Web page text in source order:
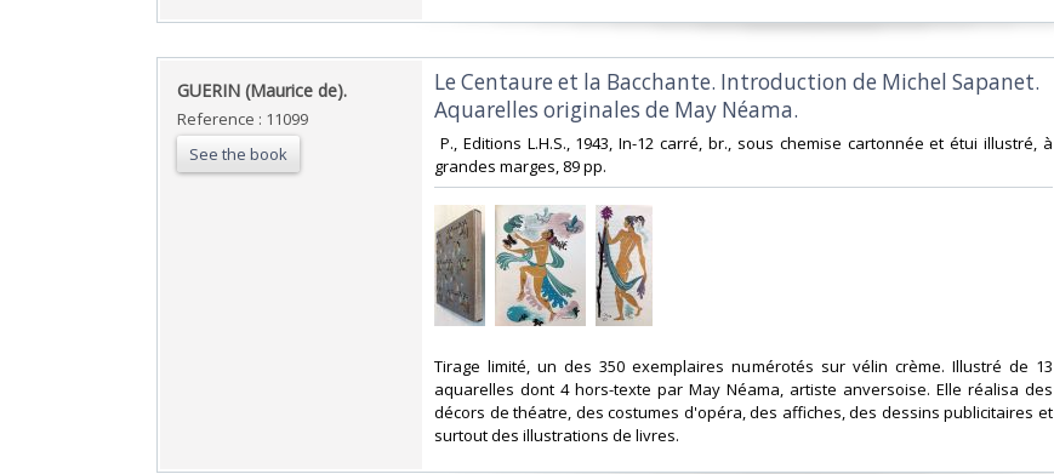
‎GUERIN (Maurice de).‎
Reference : 11099
See the book
‎Le Centaure et la Bacchante. Introduction de Michel Sapanet.
Aquarelles originales de May Néama.‎
‎ P., Editions L.H.S., 1943, In-12 carré, br., sous chemise cartonnée et étui illustré, à
grandes marges, 89 pp. ‎
‎Tirage limité, un des 350 exemplaires numérotés sur vélin crème. Illustré de 13
aquarelles dont 4 hors-texte par May Néama, artiste anversoise. Elle réalisa des
décors de théatre, des costumes d'opéra, des affiches, des dessins publicitaires et
surtout des illustrations de livres. ‎